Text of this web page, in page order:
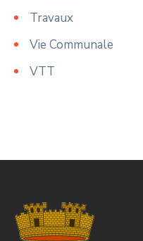
Travaux
Vie Communale
VTT